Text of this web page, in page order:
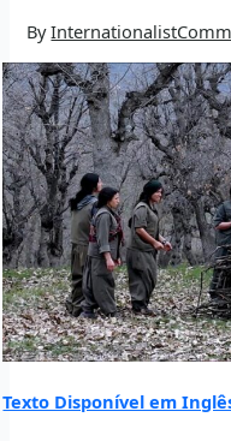
By
Texto Disponível em